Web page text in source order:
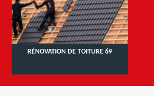
RÉNOVATION DE TOITURE 69